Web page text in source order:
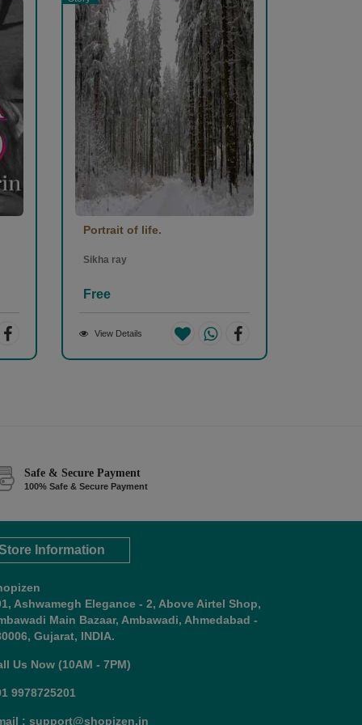
Portrait of life.
Sikha ray
Free
View Details
Safe & Secure Payment
100% Safe & Secure Payment
Information
Ashwamegh Elegance - 2, Above Airtel Shop,
Main Bazaar, Ambawadi, Ahmedabad -
Gujarat, INDIA.
Us Now (10AM - 7PM)
9978725201
: support@shopizen.in